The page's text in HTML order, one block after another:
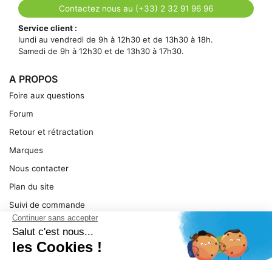
Contactez nous au (+33) 2 32 91 96 96
Service client :
lundi au vendredi de 9h à 12h30 et de 13h30 à 18h.
Samedi de 9h à 12h30 et de 13h30 à 17h30.
A PROPOS
Foire aux questions
Forum
Retour et rétractation
Marques
Nous contacter
Plan du site
Suivi de commande
Ma facture
Mentions légales